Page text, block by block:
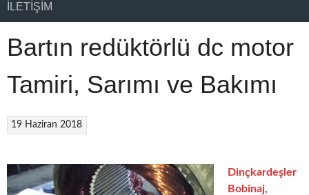
İLETIŞIM
Bartın redüktörlü dc motor
Tamiri, Sarımı ve Bakımı
19 Haziran 2018
Dinçkardeşler
Bobinaj,